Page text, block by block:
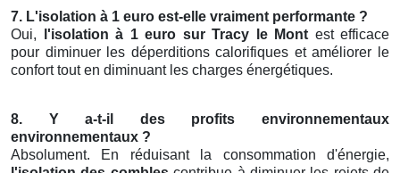
7. L'isolation à 1 euro est-elle vraiment performante ?
Oui,
l'isolation à 1 euro sur Tracy le Mont est efficace
pour diminuer les déperditions calorifiques et améliorer le
confort tout en diminuant les charges énergétiques.
8. Y a-t-il des profits environnementaux
environnementaux ?
Absolument. En réduisant la consommation d'énergie,